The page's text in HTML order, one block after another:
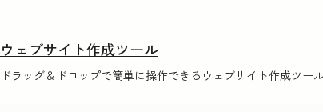
ウェブサイト作成ツール
ドラッグ＆ドロップで簡単に操作できるウェブサイト作成ツー